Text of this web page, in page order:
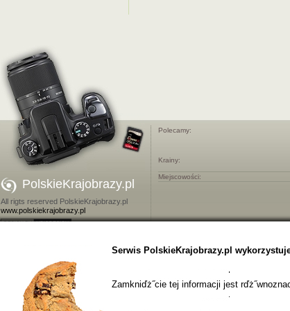
PolskieKrajobrazy.pl
All rigts reserved PolskieKrajobrazy.pl
www.polskiekrajobrazy.pl
Polecamy:
Krainy:
Miejscowości:
Serwis PolskieKrajobrazy.pl
Zamkniďż˝cie tej informacji jest